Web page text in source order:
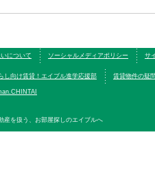
について ソーシャルメディアポリシー サ
し向け賃貸！エイブル進学応援部 賃貸物件の疑
産を扱う、お部屋探しのエイブルへ